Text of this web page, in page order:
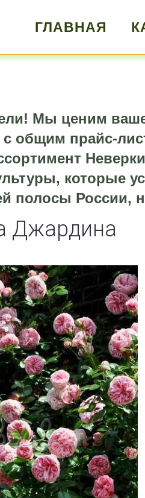
ГЛАВНАЯ
Мы ценим
с общим прайс-
которые
полосы России,
Джардина